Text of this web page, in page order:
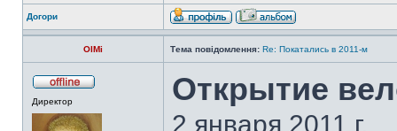
Догори
OlMi Тема повідомлення: Re: Покатались в 2011-м
Директор Открытие
2 января 2011 г.